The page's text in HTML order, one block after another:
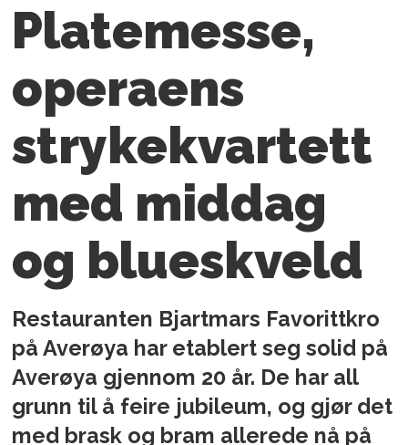
Platemesse,
operaens
strykekvartett
med middag
og blueskveld
Restauranten Bjartmars Favorittkro
på Averøya har etablert seg solid på
Averøya gjennom 20 år. De har all
grunn til å feire jubileum, og gjør det
med brask og bram allerede nå på